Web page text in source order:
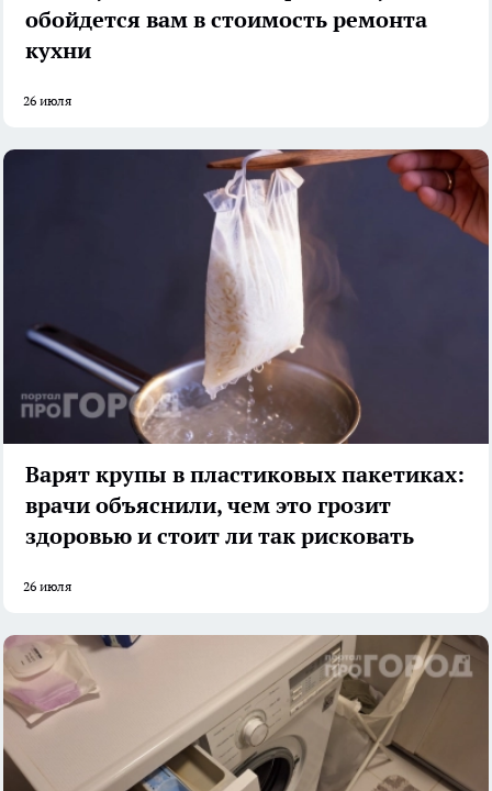
обойдется вам в стоимость ремонта
кухни
26 июля
Варят крупы в пластиковых пакетиках:
врачи объяснили, чем это грозит
здоровью и стоит ли так рисковать
26 июля